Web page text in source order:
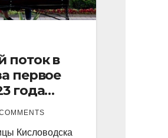
поток в
первое
года
рост в
Кисловодска